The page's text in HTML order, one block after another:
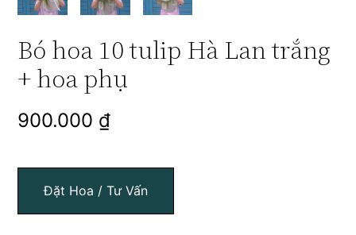
Bó hoa 10 tulip Hà Lan trắng
+ hoa phụ
900.000 ₫
Đặt Hoa / Tư Vấn